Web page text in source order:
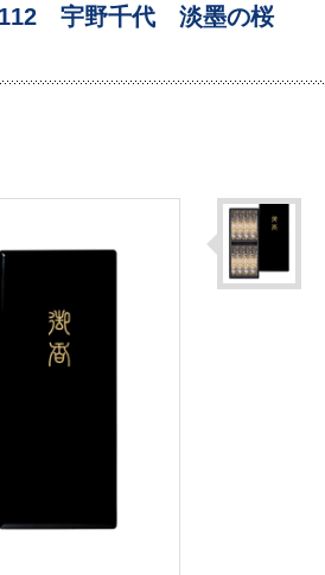
宇野千代 淡墨の桜